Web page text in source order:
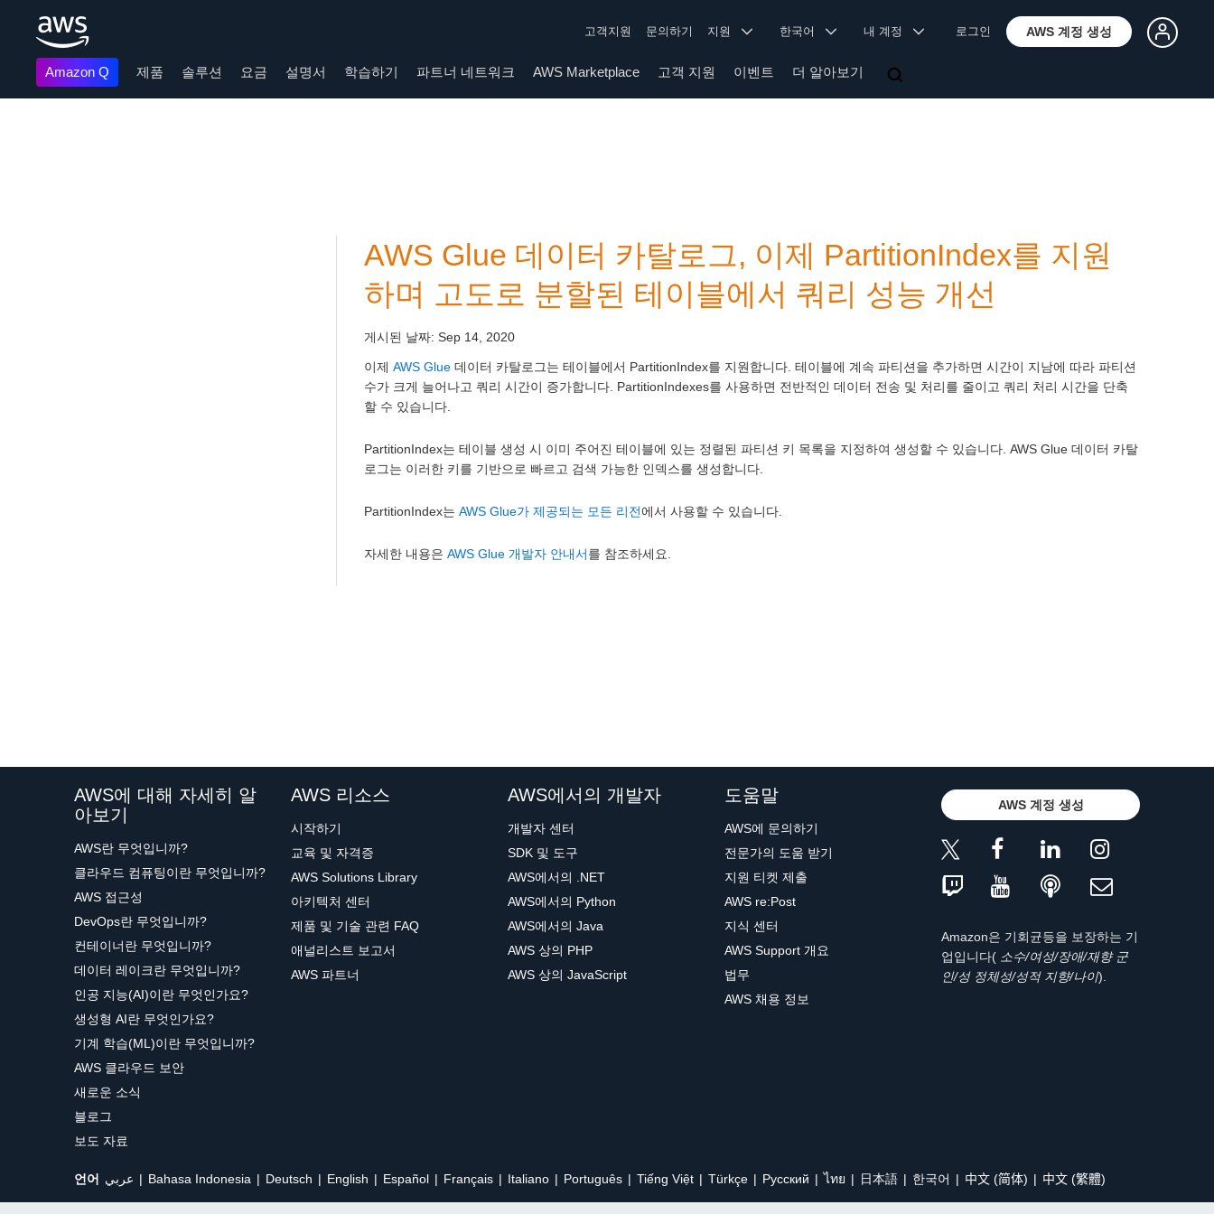
고객지원 문의하기 지원 한국어 내 계정 로그인 AWS 계정 생성
Amazon Q 제품 솔루션 요금 설명서 학습하기 파트너 네트워크 AWS Marketplace 고객 지원 이벤트 더 알아보기
AWS Glue 데이터 카탈로그, 이제 PartitionIndex를 지원
하며 고도로 분할된 테이블에서 쿼리 성능 개선
게시된 날짜: Sep 14, 2020
이제 AWS Glue 데이터 카탈로그는 테이블에서 PartitionIndex를 지원합니다. 테이블에 계속 파티션을 추가하면 시간이 지남에 따라 파티션
수가 크게 늘어나고 쿼리 시간이 증가합니다. PartitionIndexes를 사용하면 전반적인 데이터 전송 및 처리를 줄이고 쿼리 처리 시간을 단축
할 수 있습니다.
PartitionIndex는 테이블 생성 시 이미 주어진 테이블에 있는 정렬된 파티션 키 목록을 지정하여 생성할 수 있습니다. AWS Glue 데이터 카탈
로그는 이러한 키를 기반으로 빠르고 검색 가능한 인덱스를 생성합니다.
PartitionIndex는 AWS Glue가 제공되는 모든 리전에서 사용할 수 있습니다.
자세한 내용은 AWS Glue 개발자 안내서를 참조하세요.
AWS에 대해 자세히 알
아보기
AWS란 무엇입니까?
클라우드 컴퓨팅이란 무엇입니까?
AWS 접근성
DevOps란 무엇입니까?
컨테이너란 무엇입니까?
데이터 레이크란 무엇입니까?
인공 지능(AI)이란 무엇인가요?
생성형 AI란 무엇인가요?
기계 학습(ML)이란 무엇입니까?
AWS 클라우드 보안
새로운 소식
블로그
보도 자료
AWS 리소스
시작하기
교육 및 자격증
AWS Solutions Library
아키텍처 센터
제품 및 기술 관련 FAQ
애널리스트 보고서
AWS 파트너
AWS에서의 개발자
개발자 센터
SDK 및 도구
AWS에서의 .NET
AWS에서의 Python
AWS에서의 Java
AWS 상의 PHP
AWS 상의 JavaScript
도움말
AWS에 문의하기
전문가의 도움 받기
지원 티켓 제출
AWS re:Post
지식 센터
AWS Support 개요
법무
AWS 채용 정보
AWS 계정 생성
Amazon은 기회균등을 보장하는 기
업입니다( 소수/여성/장애/재향 군
인/성 정체성/성적 지향/나이).
언어 عربي Bahasa Indonesia Deutsch English Español Français Italiano Português Tiếng Việt Türkçe Ρусский ไทย 日本語 한국어 中文 (简体) 中文 (繁體)